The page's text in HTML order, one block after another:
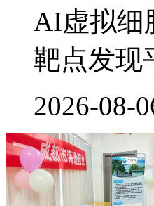
AI虚拟细
靶点发现
2026-08-